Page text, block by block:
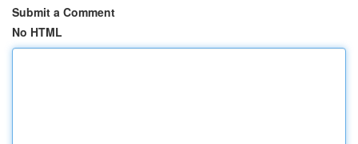
Submit a Comment
No HTML